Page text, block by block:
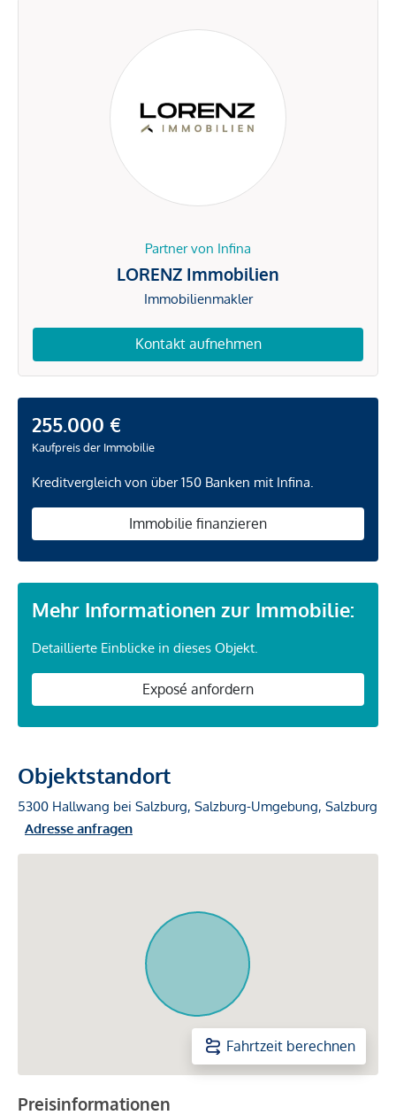
Partner von Infina
LORENZ Immobilien
Immobilienmakler
Kontakt aufnehmen
255.000 €
Kaufpreis der Immobilie
Kreditvergleich von über 150 Banken mit Infina.
Immobilie finanzieren
Mehr Informationen zur Immobilie:
Detaillierte Einblicke in dieses Objekt.
Exposé anfordern
Objektstandort
5300 Hallwang bei Salzburg, Salzburg-Umgebung, Salzburg
Adresse anfragen
Fahrtzeit berechnen
Preisinformationen